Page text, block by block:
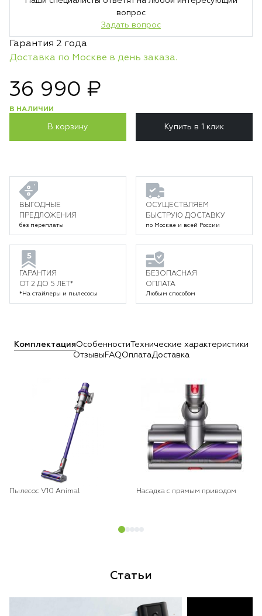
вопрос
Задать вопрос
Гарантия 2 года
Доставка по Москве в день заказа.
36 990 ₽
В НАЛИЧИИ
В корзину Купить в 1 клик
ВЫГОДНЫЕ
ПРЕДЛОЖЕНИЯ
без переплаты
ОСУЩЕСТВЛЯЕМ
БЫСТРУЮ ДОСТАВКУ
по Москве и всей России
ГАРАНТИЯ
ОТ 2 ДО 5 ЛЕТ*
*На стайлеры и пылесосы
БЕЗОПАСНАЯ
ОПЛАТА
Любым способом
КомплектацияОсобенности Технические характеристики
Отзывы FAQОплатаДоставка
Пылесос V10 Animal Насадка с прямым приводом
Статьи